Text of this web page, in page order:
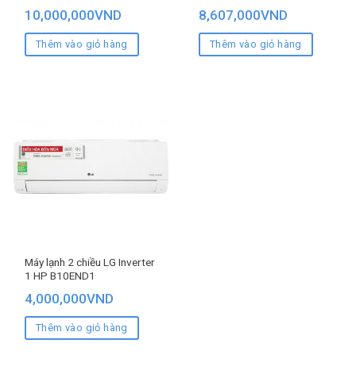
10,000,000VND
Thêm vào giỏ hàng
8,607,000VND
Thêm vào giỏ hàng
Máy lạnh 2 chiều LG Inverter
1 HP B10END1
4,000,000VND
Thêm vào giỏ hàng